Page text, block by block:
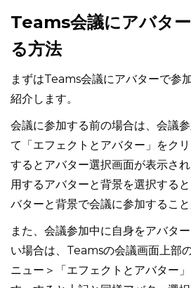
Teams会議にアバタ
る方法
まずはTeams会議にアバターで参
紹介します。
会議に参加する前の場合は、会議
て「エフェクトとアバター」をクリ
するとアバター選択画面が表示さ
用するアバターと背景を選択する
バターと背景で会議に参加すること
また、会議参加中に自身をアバタ
い場合は、Teamsの会議画面上部
ニュー＞「エフェクトとアバター